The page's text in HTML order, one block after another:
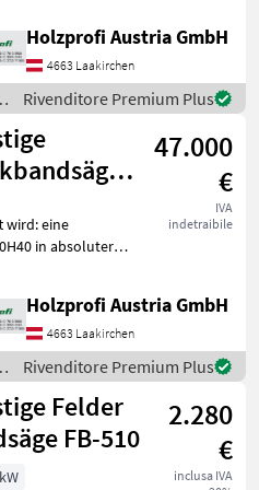
Satzfehler vorbe
Holzprofi Austria GmbH
4663 Laakirchen
Rivenditore Premium Plus
47.000
€
IVA
indetraibile
wird: eine
in absoluter
auf die
, wegen
neuer
absolut
Zu
Holzprofi Austria GmbH
4663 Laakirchen
Rivenditore Premium Plus
Felder
FB-510
2.280
€
inclusa IVA